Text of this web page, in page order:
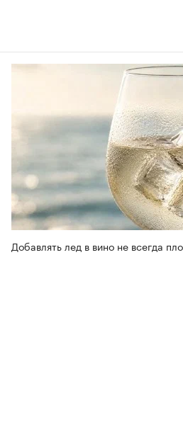
Добавлять лед в вино не всегда